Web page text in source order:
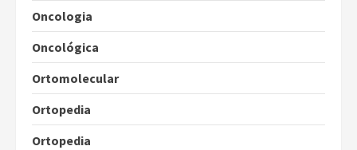
Oncologia
Oncológica
Ortomolecular
Ortopedia
Ortopedia